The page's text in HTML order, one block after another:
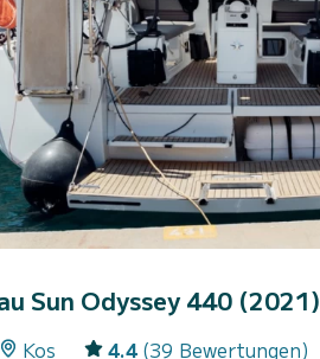
Sun Odyssey 440 (2021)
Kos 4.4 (39 Bewertungen)